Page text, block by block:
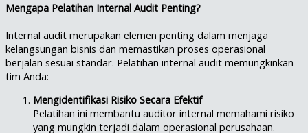
Mengapa Pelatihan Internal Audit Penting?
Internal audit merupakan elemen penting dalam menjaga
kelangsungan bisnis dan memastikan proses operasional
berjalan sesuai standar. Pelatihan internal audit memungkinkan
tim Anda:
Mengidentifikasi Risiko Secara Efektif
Pelatihan ini membantu auditor internal memahami risiko
yang mungkin terjadi dalam operasional perusahaan.